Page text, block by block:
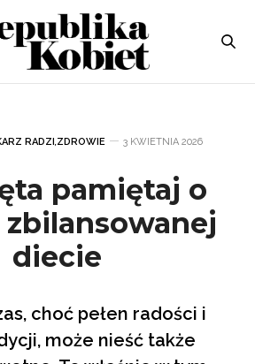
RADZI,ZDROWIE 3 KWIETNIA 2026
pamiętaj o
diecie
choć pełen radości i
może nieść także